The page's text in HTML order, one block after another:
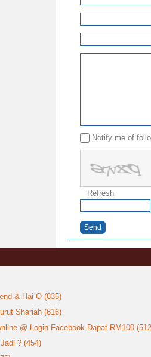
Notify me of
Refresh
Send
& Hai-O (835)
Shariah (616)
@ Login Facebook Dapat RM100
? (454)